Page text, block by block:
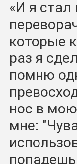
«И я стал
которые
раз я
помню
нос в
мне: